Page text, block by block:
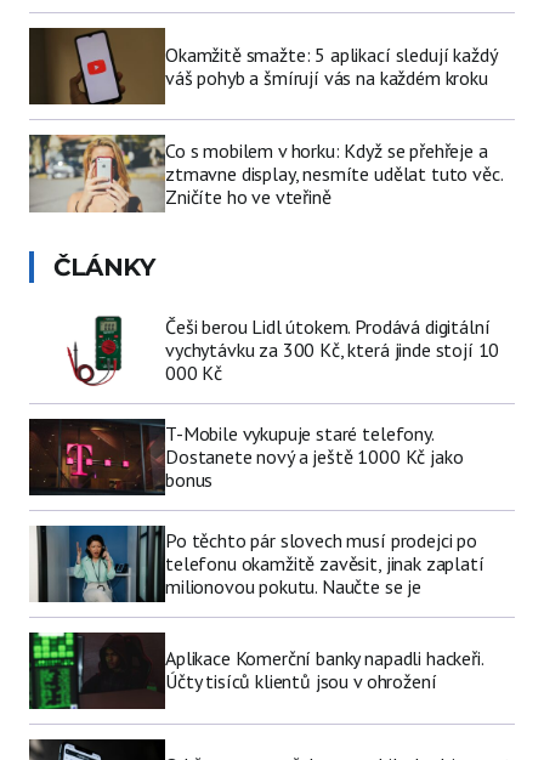
Okamžitě smažte: 5 aplikací sledují každý
váš pohyb a šmírují vás na každém kroku
Co s mobilem v horku: Když se přehřeje a
ztmavne display, nesmíte udělat tuto věc.
Zničíte ho ve vteřině
ČLÁNKY
Češi berou Lidl útokem. Prodává digitální
vychytávku za 300 Kč, která jinde stojí 10
000 Kč
T-Mobile vykupuje staré telefony.
Dostanete nový a ještě 1000 Kč jako
bonus
Po těchto pár slovech musí prodejci po
telefonu okamžitě zavěsit, jinak zaplatí
milionovou pokutu. Naučte se je
Aplikace Komerční banky napadli hackeři.
Účty tisíců klientů jsou v ohrožení